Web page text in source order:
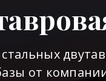
от